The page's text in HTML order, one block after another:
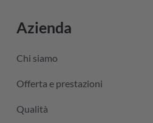
Azienda
Chi siamo
Offerta e prestazioni
Qualità